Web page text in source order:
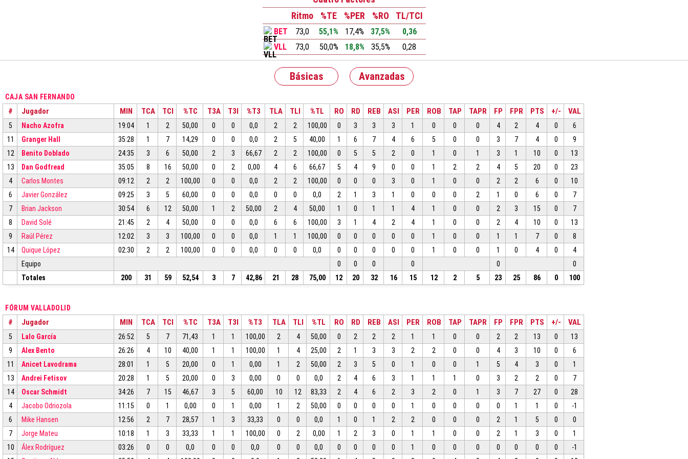
Ritmo
%TE %PER %RO TL/TCI
BET 73,0 55,1% 17,4% 37,5%
0,36
VLL
73,0 50,0% 18,8% 35,5% 0,28
Básicas Avanzadas
CAJA SAN FERNANDO
# Jugador MIN TCA TCI %TC T3A T3I %T3 TLA TLI %TL RO RD REB ASI PER ROB TAP TAPR FP FPR PTS +/- VAL
5 Nacho Azofra 19:04 1 2 50,00 0 0 0,0 2 2 100,00 0 3 3 3 1 0 0 0 4 2 4 0
6
11
Granger Hall 35:28 1 7 14,29 0 0 0,0 2 5 40,00 1 6 7 4 6 5 0 0 3 7 4 0
9
12
Benito Doblado 24:35 3 6 50,00 2 3 66,67 2 2 100,00 0 5 5 2 0 1 0 1 3 1 10 0
13
13
Dan Godfread 35:05 8 16 50,00 0 2 0,00 4 6 66,67 5 4 9 0 0 1 2 2 4 5 20 0
23
4
Carlos Montes 09:12 2 2 100,00 0 0 0,0 2 2 100,00 0 0 0 3 0 1 0 0 2 2 6 0
10
6
Javier González 09:25 3 5 60,00 0 0 0,0 0 0 0,0 2 1 3 1 0 0 0 2 1 0 6 0
7
7
Brian Jackson 30:54 6 12 50,00 1 2 50,00 2 4 50,00 1 0 1 1 4 1 0 0 2 3 15 0
7
8
David Solé 21:45 2 4 50,00 0 0 0,0 6 6 100,00 3 1 4 2 4 1 0 0 2 4 10 0
13
9
Raúl Pérez 12:02 3 3 100,00 0 0 0,0 1 1 100,00 0 0 0 0 0 1 0 0 1 1 7 0
8
14
Quique López 02:30 2 2 100,00 0 0 0,0 0 0 0,0 0 0 0 0 0 1 0 0 1 0 4 0
4
Equipo
0 0 0 0 0
0
Totales
200 31 59 52,54 3 7 42,86 21 28 75,00 12 20 32 16 15 12 2 5 23 25 86 0 100
FÓRUM VALLADOLID
# Jugador MIN TCA TCI %TC T3A T3I %T3 TLA TLI %TL RO RD REB ASI PER ROB TAP TAPR FP FPR PTS +/- VAL
5 Lalo García 26:52 5 7 71,43 1 1 100,00 2 4 50,00 0 2 2 2 1 1 0 0 2 2 13 0
13
9
Alex Bento 26:26 4 10 40,00 1 1 100,00 1 4 25,00 2 1 3 3 2 2 0 0 4 3 10 0
6
11
Anicet Lavodrama 28:01 1 5 20,00 0 1 0,00 1 2 50,00 2 3 5 0 1 0 0 1 5 4 3 0
1
13
Andrei Fetisov 20:28 1 5 20,00 0 3 0,00 0 0 0,0 2 4 6 3 1 1 1 0 3 2 2 0
7
14
Oscar Schmidt 34:26 7 15 46,67 3 5 60,00 10 12 83,33 2 4 6 2 3 2 0 1 3 7 27 0
28
4
Jacobo Odriozola 11:15 0 1 0,00 0 1 0,00 1 2 50,00 0 0 0 0 1 0 0 0 0 1 1 0
-1
6
Mike Hansen 12:56 2 7 28,57 1 3 33,33 0 0 0,0 1 0 1 2 2 0 0 0 2 1 5 0
0
7
Jorge Mateu 10:18 1 3 33,33 1 1 100,00 0 2 0,00 1 2 3 0 1 1 0 0 2 1 3 0
1
10
Álex Rodríguez 03:26 0 0 0,0 0 0 0,0 0 0 0,0 0 0 0 0 1 0 0 0 0 0 0 0
-1